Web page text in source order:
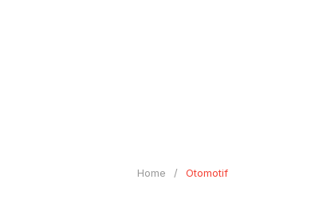
Home / Otomotif